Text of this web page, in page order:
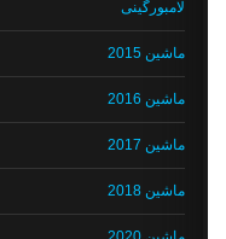
لامبورگینی
ماشین 2015
ماشین 2016
ماشین 2017
ماشین 2018